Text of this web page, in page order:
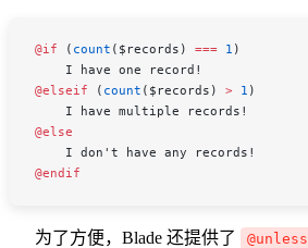
@if ( count ( $records ) === 1 )
    I have one record!
@elseif
( count ( $records ) > 1 )
    I have multiple records!
@else
    I don't have any records!
@endif
为了方便，Blade 还提供了 @unless